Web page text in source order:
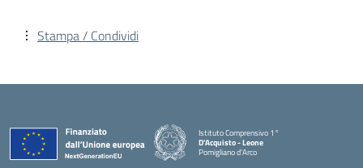
Stampa / Condividi
Istituto Comprensivo 1°
D'Acquisto - Leone
Pomigliano d'Arco
— Visita la pagina iniziale della scuola